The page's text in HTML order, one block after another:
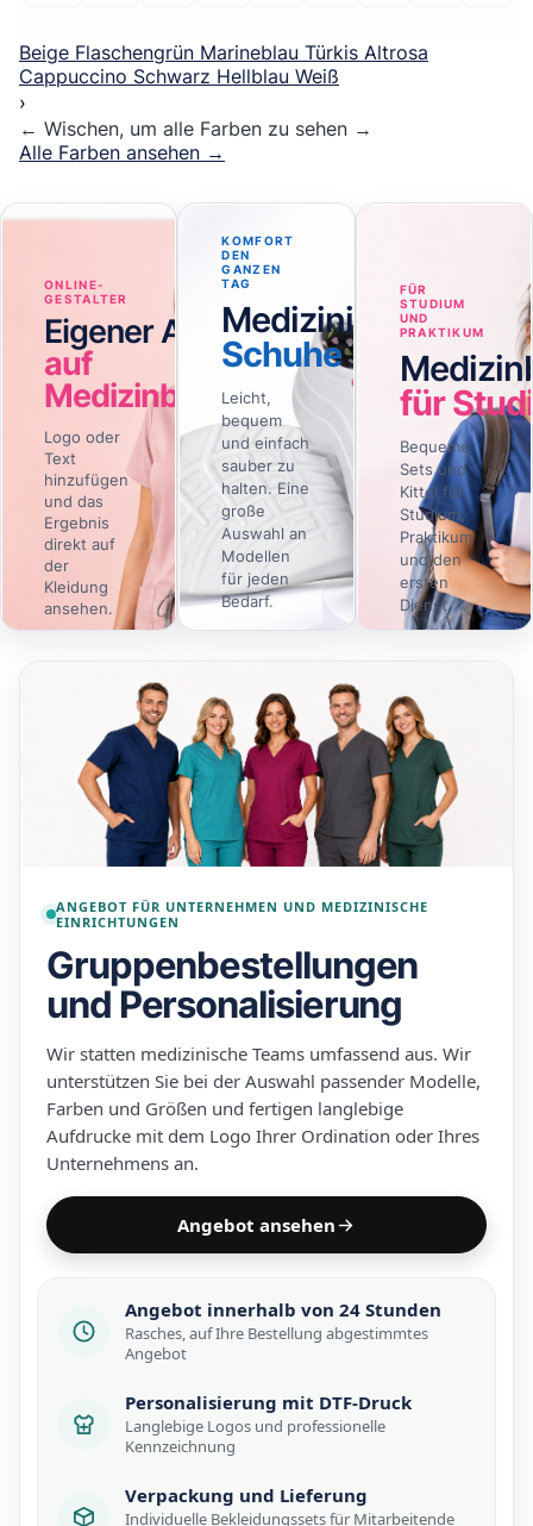
Beige Flaschengrün Marineblau Türkis Altrosa
Cappuccino Schwarz Hellblau Weiß
›
← Wischen, um alle Farben zu sehen →
Alle Farben ansehen →
ONLINE-
GESTALTER
Eigener Aufdruck
auf
Medizinbekleidung
Logo oder
Text
hinzufügen
und das
Ergebnis
direkt auf
der
Kleidung
ansehen.
KOMFORT
DEN
GANZEN
TAG
Medizinische
Schuhe
Leicht,
bequem
und einfach
sauber zu
halten. Eine
große
Auswahl an
Modellen
für jeden
Bedarf.
FÜR
STUDIUM
UND
PRAKTIKUM
für
Bequeme
Sets und
Kittel für
Studium,
Praktikum
und den
ersten
Dienst.
ANGEBOT FÜR UNTERNEHMEN UND MEDIZINISCHE
EINRICHTUNGEN
Gruppenbestellungen
und Personalisierung
Wir statten medizinische Teams umfassend aus. Wir
unterstützen Sie bei der Auswahl passender Modelle,
Farben und Größen und fertigen langlebige
Aufdrucke mit dem Logo Ihrer Ordination oder Ihres
Unternehmens an.
Angebot ansehen
Angebot innerhalb von 24 Stunden
Rasches, auf Ihre Bestellung abgestimmtes
Angebot
Personalisierung mit DTF-Druck
Langlebige Logos und professionelle
Kennzeichnung
Verpackung und Lieferung
Individuelle Bekleidungssets für Mitarbeitende